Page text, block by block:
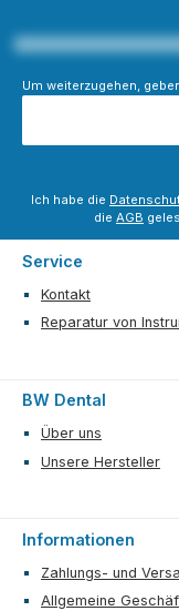
Um weiterzugehen,
Ich habe die
die AGB
Service
Kontakt
Reparatur von
BW Dental
Über uns
Unsere Hersteller
Informationen
Zahlungs- und
Allgemeine